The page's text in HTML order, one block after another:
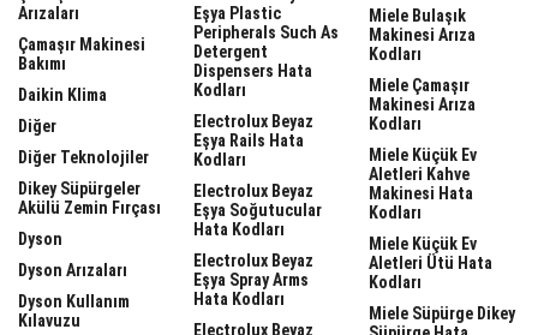
Arızaları
Çamaşır Makinesi
Bakımı
Daikin Klima
Diğer
Diğer Teknolojiler
Dikey Süpürgeler
Akülü Zemin Fırçası
Dyson
Dyson Arızaları
Dyson Kullanım
Kılavuzu
Eşya Plastic
Peripherals Such As
Detergent
Dispensers Hata
Kodları
Electrolux Beyaz
Eşya Rails Hata
Kodları
Electrolux Beyaz
Eşya Soğutucular
Hata Kodları
Electrolux Beyaz
Eşya Spray Arms
Hata Kodları
Electrolux Beyaz
Miele Bulaşık
Makinesi Arıza
Kodları
Miele Çamaşır
Makinesi Arıza
Kodları
Miele Küçük Ev
Aletleri Kahve
Makinesi Hata
Kodları
Miele Küçük Ev
Aletleri Ütü Hata
Kodları
Miele Süpürge Dikey